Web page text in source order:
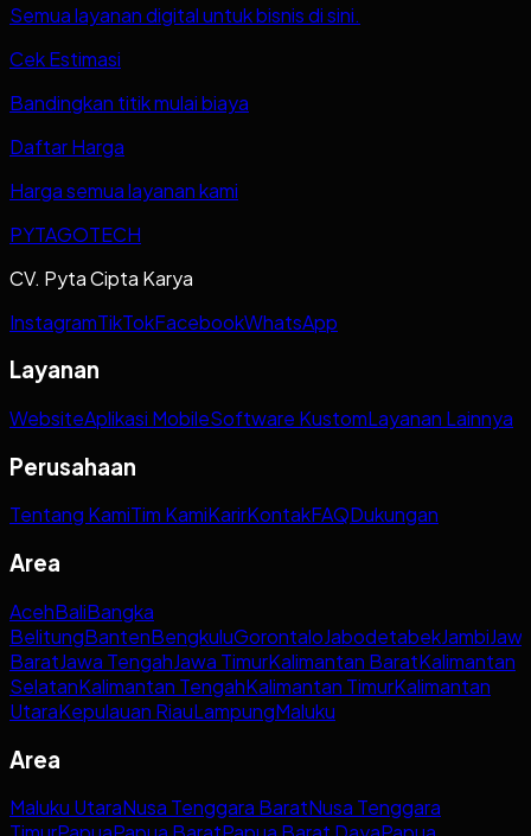
Semua layanan digital untuk bisnis di sini.
Cek Estimasi
Bandingkan titik mulai biaya
Daftar Harga
Harga semua layanan kami
PYTAGOTECH
CV. Pyta Cipta Karya
InstagramTikTokFacebookWhatsApp
Layanan
WebsiteAplikasi MobileSoftware KustomLayanan Lainnya
Perusahaan
Tentang KamiTim KamiKarirKontakFAQDukungan
Area
AcehBaliBangka
BelitungBantenBengkuluGorontaloJabodetabekJambi
BaratJawa TengahJawa TimurKalimantan BaratKalimantan
SelatanKalimantan TengahKalimantan TimurKalimantan
UtaraKepulauan RiauLampungMaluku
Area
Maluku UtaraNusa Tenggara BaratNusa Tenggara